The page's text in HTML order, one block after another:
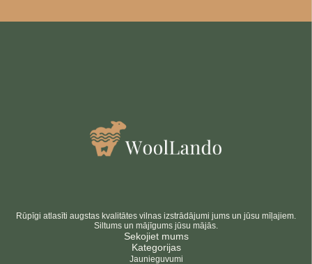
Rūpīgi atlasīti augstas kvalitātes vilnas izstrādājumi jums un jūsu mīļajiem.
Siltums un mājīgums jūsu mājās.
Sekojiet mums
Kategorijas
Jaunieguvumi